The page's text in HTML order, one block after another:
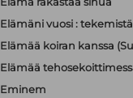
Elämäni vuosi :
Elämää koiran kanssa
Elämää
Eminem